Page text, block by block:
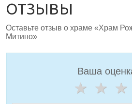
ОТЗЫВЫ
Оставьте отзыв о храме «Храм
Митино»
Ваша